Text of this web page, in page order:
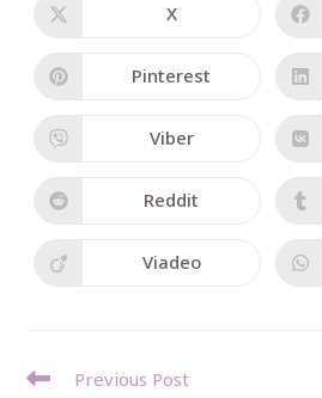
X
Pinterest
Viber
Reddit
Viadeo
Previous Post